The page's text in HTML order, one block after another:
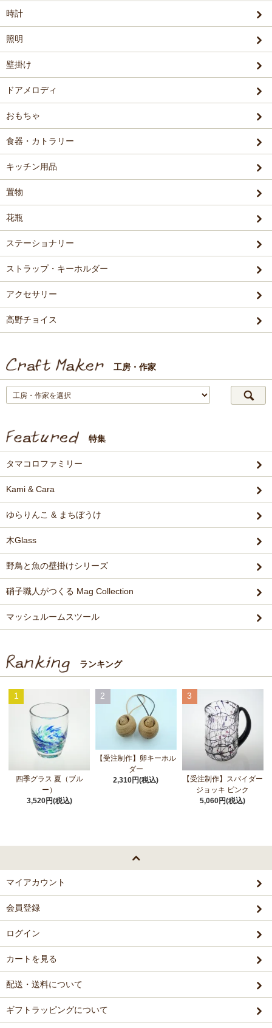
時計
照明
壁掛け
ドアメロディ
おもちゃ
食器・カトラリー
キッチン用品
置物
花瓶
ステーショナリー
ストラップ・キーホルダー
アクセサリー
高野チョイス
工房・作家
特集
タマコロファミリー
Kami & Cara
ゆらりんこ & まちぼうけ
木Glass
野鳥と魚の壁掛けシリーズ
硝子職人がつくる Mag Collection
マッシュルームスツール
ランキング
1
四季グラス 夏（ブル
ー）
3,520円(税込)
2
【受注制作】卵キーホル
ダー
2,310円(税込)
3
【受注制作】スパイダー
ジョッキ ピンク
5,060円(税込)
マイアカウント
会員登録
ログイン
カートを見る
配送・送料について
ギフトラッピングについて